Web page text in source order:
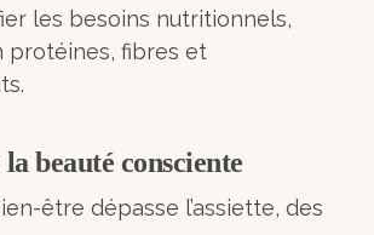
les besoins nutritionnels,
protéines, fibres et
beauté consciente
être dépasse l’assiette, des